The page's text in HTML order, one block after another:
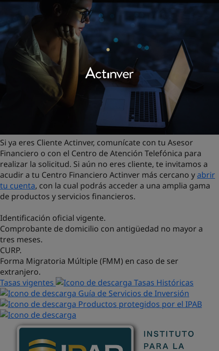
Si ya eres Cliente Actinver, comunícate con tu Asesor
Financiero o con el Centro de Atención Telefónica para
realizar la solicitud. Si aún no eres cliente, te invitamos a
acudir a tu Centro Financiero Actinver más cercano yabrir
tu cuenta, con la cual podrás acceder a una amplia gama
de productos y servicios financieros.
Identificación oficial vigente.
Comprobante de domicilio con antigüedad no mayor a
tres meses.
CURP.
Forma Migratoria Múltiple (FMM) en caso de ser
extranjero.
Tasas vigentes
Tasas Históricas
Guía de Servicios de Inversión
Productos protegidos por el IPAB